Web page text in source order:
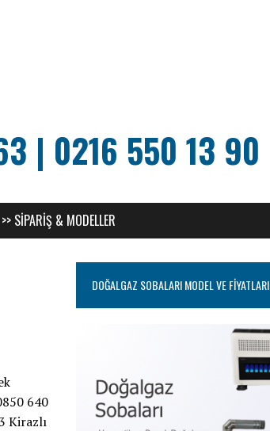
| 0216 550 13 90
SIPARIŞ & MODELLER
640
Kirazlı
DOĞALGAZ SOBALARI MODEL VE FIYATLARI